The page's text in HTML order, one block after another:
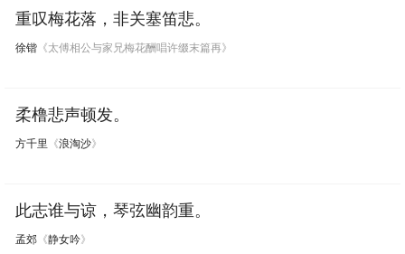
重叹梅花落，非关塞笛悲。
徐锴《太傅相公与家兄梅花酬唱许缀末篇再》
柔橹悲声顿发。
方千里 《浪淘沙》
此志谁与谅，琴弦幽韵重。
孟郊《静女吟》